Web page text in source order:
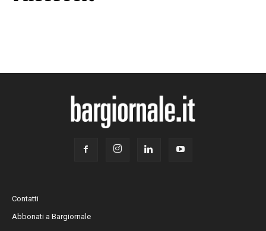
Contatti
Abbonati a Bargiornale